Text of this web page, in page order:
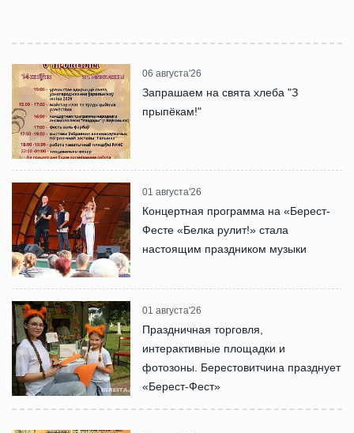
06 августа'26
Запрашаем на свята хлеба "З
прыпёкам!"
01 августа'26
Концертная программа на «Берест-
Фесте «Белка рулит!» стала
настоящим праздником музыки
01 августа'26
Праздничная торговля,
интерактивные площадки и
фотозоны. Берестовитчина празднует
«Берест-Фест»